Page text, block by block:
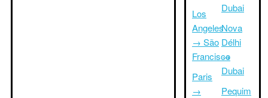
Los
Angeles
→ São
Francisco
Paris
→
Dubai
Nova
Délhi
→
Dubai
Pequim